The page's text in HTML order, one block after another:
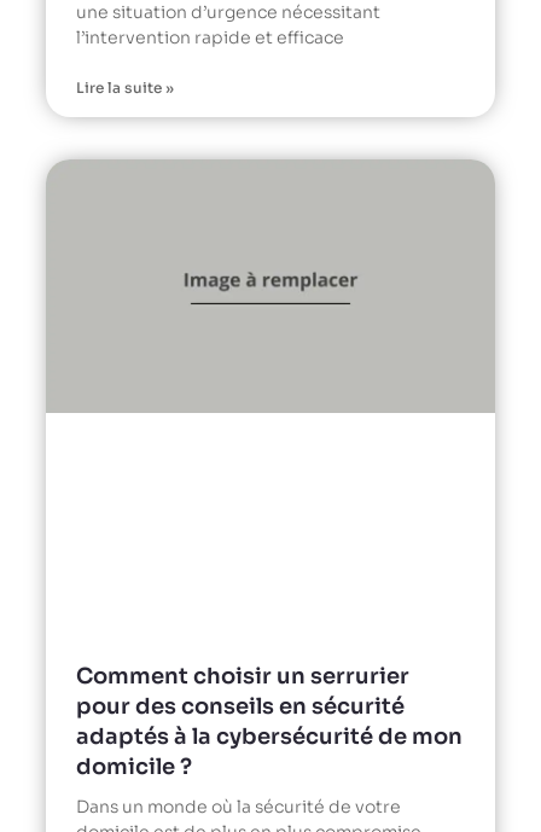
une situation d’urgence nécessitant
l’intervention rapide et efficace
Lire la suite »
Comment choisir un serrurier
pour des conseils en sécurité
adaptés à la cybersécurité de mon
domicile ?
Dans un monde où la sécurité de votre